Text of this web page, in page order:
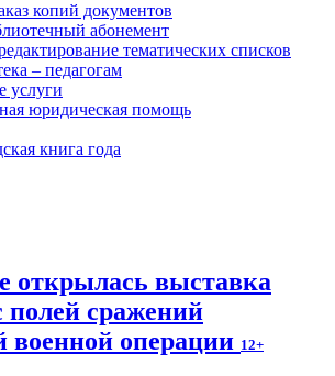
копий документов
абонемент
тематических списков
– педагогам
услуги
юридическая помощь
книга года
открылась выставка
полей сражений
военной операции 12+